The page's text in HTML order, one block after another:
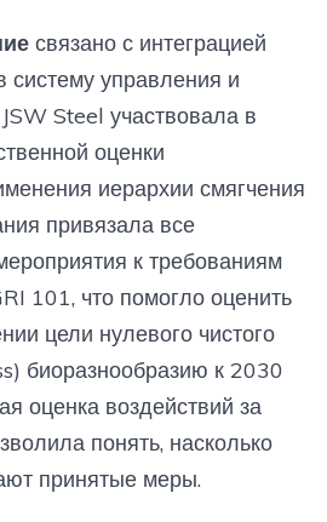
связано с интеграцией
управления и
Steel участвовала в
оценки
иерархии смягчения
привязала все
к требованиям
101, что помогло оценить
цели нулевого чистого
биоразнообразию к 2030
оценка воздействий за
понять, насколько
принятые меры.